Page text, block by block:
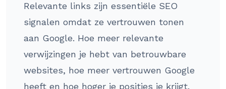
Relevante links zijn essentiële SEO
signalen omdat ze vertrouwen tonen
aan Google. Hoe meer relevante
verwijzingen je hebt van betrouwbare
websites, hoe meer vertrouwen Google
heeft en hoe hoger je posities je krijgt.